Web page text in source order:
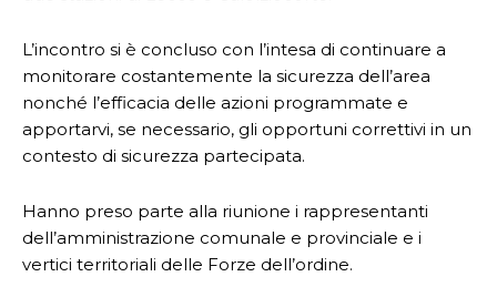
L’incontro si è concluso con l’intesa di continuare a
monitorare costantemente la sicurezza dell’area
nonché l’efficacia delle azioni programmate e
apportarvi, se necessario, gli opportuni correttivi in un
contesto di sicurezza partecipata.
Hanno preso parte alla riunione i rappresentanti
dell’amministrazione comunale e provinciale e i
vertici territoriali delle Forze dell’ordine.